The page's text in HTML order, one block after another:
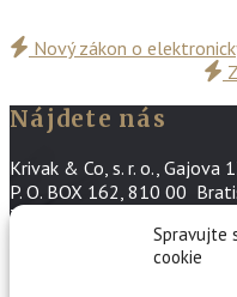
Spravujte
cookie
Nový zákon o
Nájdete nás
Krivak & Co, s. r. o., Gajova
P. O. BOX 162, 810 00
T: +421 2 57 10 04 11
E: office@krivak.sk